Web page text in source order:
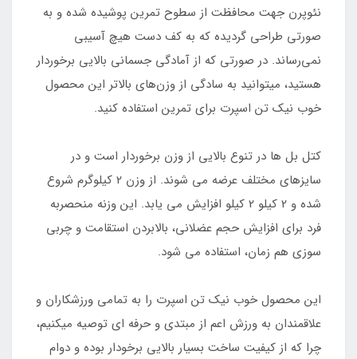
نئوپرن جهت محافظت از سطوح تمرین پوشیده شده و به
صورتی طراحی گردیده که به کف دست هیچ آسیبی
نمی‌رساند. در صورتی که از آمادگی جسمانی بالایی برخوردار
هستید، میتوانید به سادگی از وزن‌های بالاتر این محصول
خوب نیک تن اسپرت برای تمرین استفاده کنید.
کتل بل ها در تنوع بالایی از وزن برخوردار است و در
سایزهای مختلف عرضه می شوند. از وزن 2 کیلوگرم شروع
شده و 2 کیلو 2 کیلو افزایش می یابد. این وزنه منحصربه
فرد برای افزایش حجم عضلانی، بالابردن استقامت و چربی
سوزی هم زمان، استفاده می شود.
این محصول خوب نیک تن اسپرت را به تمامی ورزشکاران و
علاقمندان به ورزش اعم از مبتدی و حرفه ای توصیه میکنیم،
چرا که از کیفیت ساخت بسیار بالایی برخودار بوده و دوام